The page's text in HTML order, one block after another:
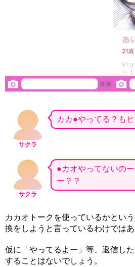
サクラ
カカ●やってる？も
サクラ
●カオやってないの
ー？？
カカオトークを使っているかとい
換をしようと言っているわけではあ
仮に「やってるよー」等、返信し
することはないでしょう。